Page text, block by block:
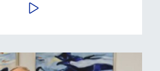
BEKIJK VIDEO